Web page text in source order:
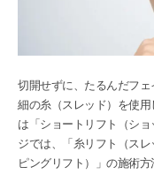
切開せずに、たるんだフ
細の糸（スレッド）を使
は「ショートリフト（シ
ジでは、「糸リフト（ス
ピングリフト）」の施術方